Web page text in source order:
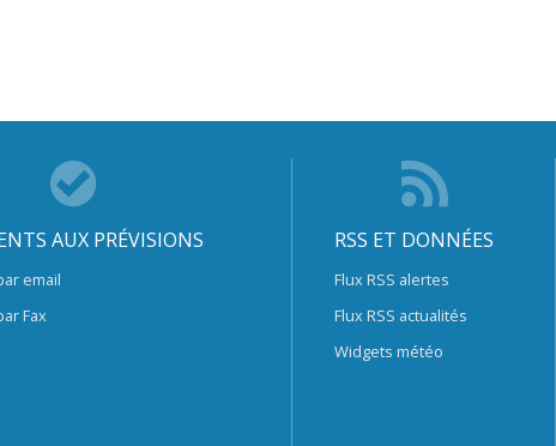
AUX PRÉVISIONS
email
Fax
RSS ET DONNÉES
Flux RSS alertes
Flux RSS actualités
Widgets météo